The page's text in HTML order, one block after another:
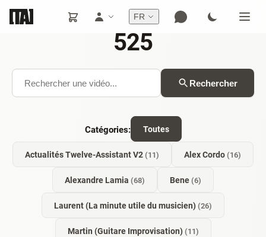
FR
525
Rechercher
Catégories: Toutes
Actualités Twelve-Assistant V2(11) Alex Cordo(16)
Alexandre Lamia (68) Bene(6)
Laurent (La minute utile du musicien)(26)
Martin (Guitare Improvisation)(11)